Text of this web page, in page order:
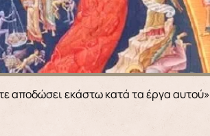
αποδώσει εκάστω κατά τα έργα αυτού»